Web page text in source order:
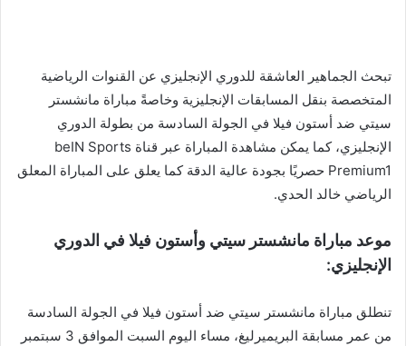
تبحث الجماهير العاشقة للدوري الإنجليزي عن القنوات الرياضية
المتخصصة بنقل المسابقات الإنجليزية وخاصةً مباراة مانشستر
سيتي ضد أستون فيلا في الجولة السادسة من بطولة الدوري
الإنجليزي، كما يمكن مشاهدة المباراة عبر قناة beIN Sports
Premium1 حصريًا بجودة عالية الدقة كما يعلق على المباراة المعلق
الرياضي خالد الحدي.
موعد مباراة مانشستر سيتي وأستون فيلا في الدوري
الإنجليزي:
تنطلق مباراة مانشستر سيتي ضد أستون فيلا في الجولة السادسة
من عمر مسابقة البريميرليغ، مساء اليوم السبت الموافق 3 سبتمبر